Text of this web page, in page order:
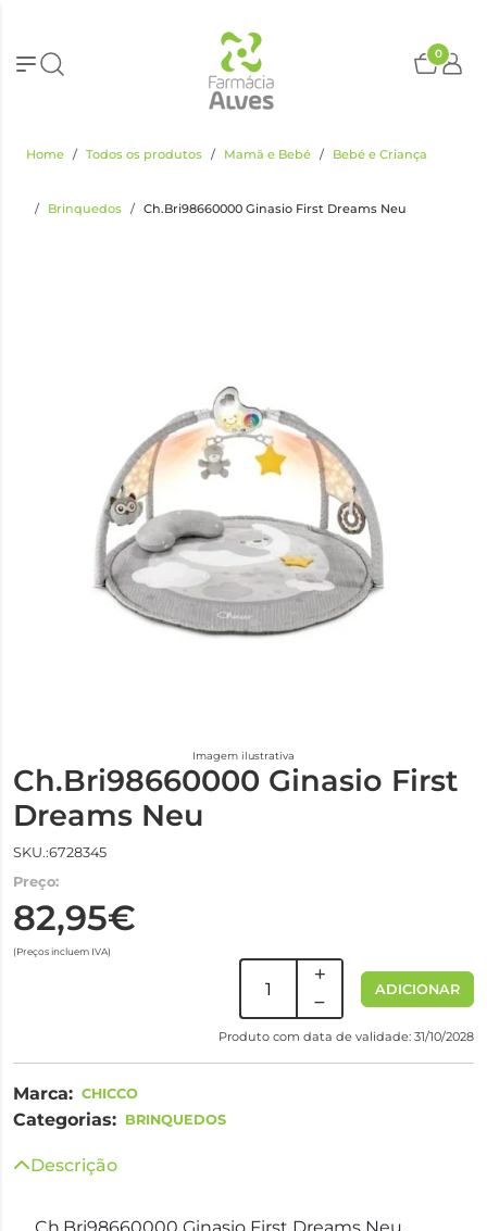
0
Home Todos os produtos Mamã e Bebé Bebé e Criança
Brinquedos Ch.Bri98660000 Ginasio First Dreams Neu
Imagem ilustrativa
Ch.Bri98660000 Ginasio First
Dreams Neu
SKU.:6728345
Preço:
82,95€
(Preços incluem IVA)
ADICIONAR
Produto com data de validade: 31/10/2028
Marca: CHICCO
Categorias: BRINQUEDOS
Descrição